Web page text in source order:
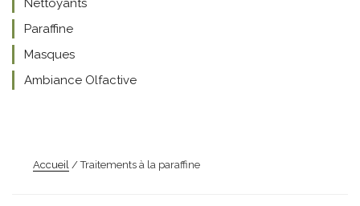
Accueil / Traitements à la paraffine
Nettoyants
Paraffine
Masques
Ambiance Olfactive